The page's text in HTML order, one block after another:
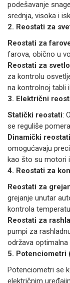
podešavanje
srednja, visoka i
2. Reostati za
Reostati za
farova, obično u
Reostati za
za kontrolu
na kontrolnoj tabli
3. Električni
Statički reostati:
se reguliše
Dinamički reostati
omogućavaju
kao što su motori
4. Reostati za
Reostati za
grejanje unutar
kontrola
Reostati za
pumpi za
održava
5. Potenciometri
Potenciometri se
električnim